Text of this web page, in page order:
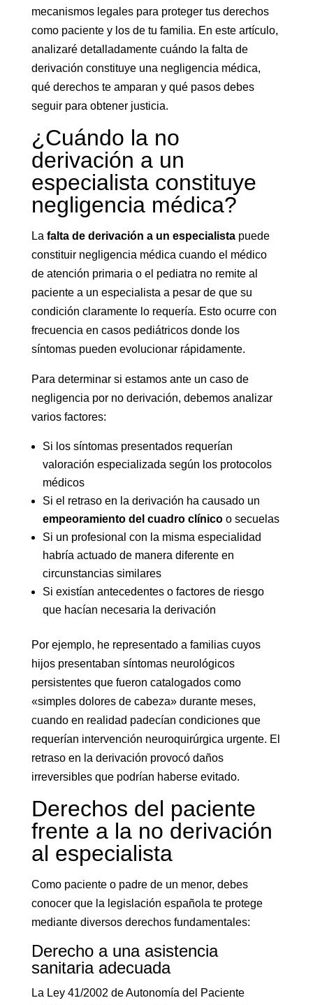
mecanismos legales para proteger tus derechos
como paciente y los de tu familia. En este artículo,
analizaré detalladamente cuándo la falta de
derivación constituye una negligencia médica,
qué derechos te amparan y qué pasos debes
seguir para obtener justicia.
¿Cuándo la no
derivación a un
especialista constituye
negligencia médica?
La falta de derivación a un especialistapuede
constituir negligencia médica cuando el médico
de atención primaria o el pediatra no remite al
paciente a un especialista a pesar de que su
condición claramente lo requería. Esto ocurre con
frecuencia en casos pediátricos donde los
síntomas pueden evolucionar rápidamente.
Para determinar si estamos ante un caso de
negligencia por no derivación, debemos analizar
varios factores:
Si los síntomas presentados requerían
valoración especializada según los protocolos
médicos
Si el retraso en la derivación ha causado un
empeoramiento del cuadro clínicoo secuelas
Si un profesional con la misma especialidad
habría actuado de manera diferente en
circunstancias similares
Si existían antecedentes o factores de riesgo
que hacían necesaria la derivación
Por ejemplo, he representado a familias cuyos
hijos presentaban síntomas neurológicos
persistentes que fueron catalogados como
«simples dolores de cabeza» durante meses,
cuando en realidad padecían condiciones que
requerían intervención neuroquirúrgica urgente. El
retraso en la derivación provocó daños
irreversibles que podrían haberse evitado.
Derechos del paciente
frente a la no derivación
al especialista
Como paciente o padre de un menor, debes
conocer que la legislación española te protege
mediante diversos derechos fundamentales:
Derecho a una asistencia
sanitaria adecuada
La Ley 41/2002 de Autonomía del Paciente